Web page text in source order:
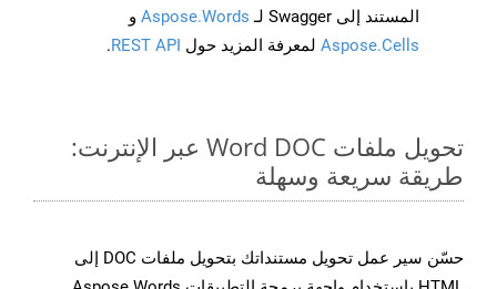
المستند إلى Swagger لـ
Aspose.Words و
Aspose.Cells لمعرفة المزيد حول REST API
.
تحويل ملفات Word DOC عبر الإنترنت:
طريقة سريعة وسهلة
حسّن سير عمل تحويل مستنداتك بتحويل ملفات DOC إلى